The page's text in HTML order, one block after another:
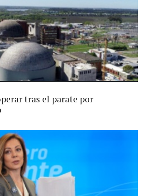
tras el parate por